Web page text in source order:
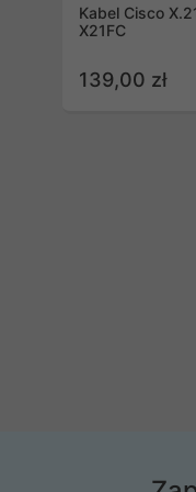
Kabel Cisco
X21FC
139,00 zł